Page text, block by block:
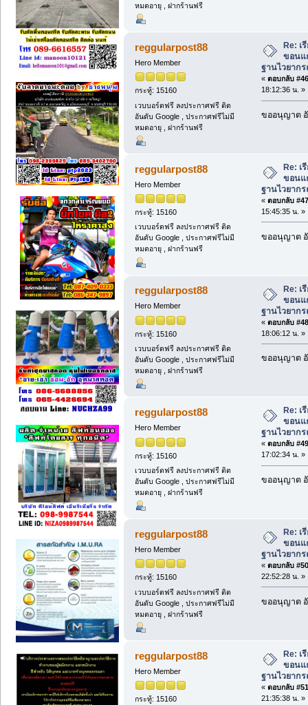
หมดอายุ , ฝากร้านฟรี
reggularpost88
Hero Member
กระทู้: 15160
เวบบอร์ดฟรี ลงประกาศฟรี ติด
อันดับ Google , ประกาศฟรีไม่มี
หมดอายุ , ฝากร้านฟรี
Re: เ
ขอนแ
ฐานไวยาก
« ตอบกลับ
18:12:36 น. »
ขออนุญาต
reggularpost88
Hero Member
กระทู้: 15160
เวบบอร์ดฟรี ลงประกาศฟรี ติด
อันดับ Google , ประกาศฟรีไม่มี
หมดอายุ , ฝากร้านฟรี
Re: เ
ขอนแ
ฐานไวยาก
« ตอบกลับ
15:45:35 น. »
ขออนุญาต
reggularpost88
Hero Member
กระทู้: 15160
เวบบอร์ดฟรี ลงประกาศฟรี ติด
อันดับ Google , ประกาศฟรีไม่มี
หมดอายุ , ฝากร้านฟรี
Re: เ
ขอนแ
ฐานไวยาก
« ตอบกลับ
18:06:12 น. »
ขออนุญาต
reggularpost88
Hero Member
กระทู้: 15160
เวบบอร์ดฟรี ลงประกาศฟรี ติด
อันดับ Google , ประกาศฟรีไม่มี
หมดอายุ , ฝากร้านฟรี
Re: เ
ขอนแ
ฐานไวยาก
« ตอบกลับ
17:02:34 น. »
ขออนุญาต
reggularpost88
Hero Member
กระทู้: 15160
เวบบอร์ดฟรี ลงประกาศฟรี ติด
อันดับ Google , ประกาศฟรีไม่มี
หมดอายุ , ฝากร้านฟรี
Re: เ
ขอนแ
ฐานไวยาก
« ตอบกลับ
22:52:28 น. »
ขออนุญาต
reggularpost88
Hero Member
กระทู้: 15160
Re: เ
ขอนแ
ฐานไวยาก
« ตอบกลับ
21:35:38 น. »